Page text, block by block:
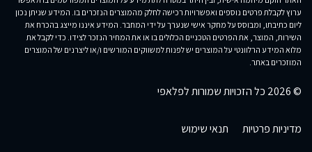
ערוץ לקבלת פרטים נוספים ואפשרויות רכישה לחלק מהמוצרים הנזכרים בו. המידע שניתן נכון
ליום כתיבתו, ומבוסס על מחקר אישי שנערך על ידי המחבר. המידע איננו מייצג בהכרח את
השירות, המוצר, את הפרטים הטכניים הכלולים בו או את המחיר הנזכר לצידו. כדי לקבל את
מלוא המידע הרלוונטי על המוצרים יש לפנות למשווקים המורשים ו/או ליצרנים של המוצרים
המוזכרים באתר.
© 2026 כל הזכויות שמורות לפלאפי
מדיניות פרטיות תנאי שימוש